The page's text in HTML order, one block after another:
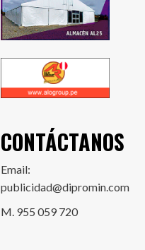
CONTÁCTANOS
Email:
publicidad@dipromin.com
M. 955 059 720